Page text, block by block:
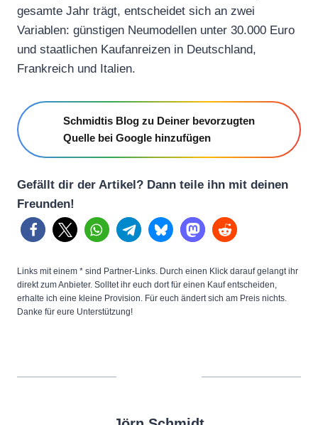
gesamte Jahr trägt, entscheidet sich an zwei
Variablen: günstigen Neumodellen unter 30.000 Euro
und staatlichen Kaufanreizen in Deutschland,
Frankreich und Italien.
Schmidtis Blog zu Deiner bevorzugten
Quelle bei Google hinzufügen
Gefällt dir der Artikel? Dann teile ihn mit deinen
Freunden!
Links mit einem * sind Partner-Links. Durch einen Klick darauf gelangt ihr
direkt zum Anbieter. Solltet ihr euch dort für einen Kauf entscheiden,
erhalte ich eine kleine Provision. Für euch ändert sich am Preis nichts.
Danke für eure Unterstützung!